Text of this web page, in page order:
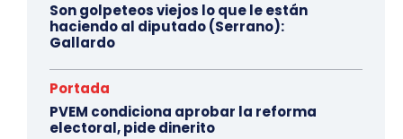
Son golpeteos viejos lo que le están
haciendo al diputado (Serrano):
Gallardo
Portada
PVEM condiciona aprobar la reforma
electoral, pide dinerito